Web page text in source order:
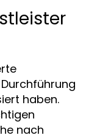
haben.
nach